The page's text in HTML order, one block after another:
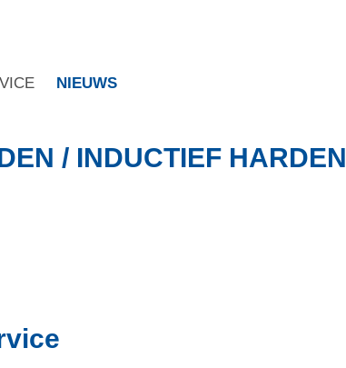
NIEUWS
/ INDUCTIEF HARDEN